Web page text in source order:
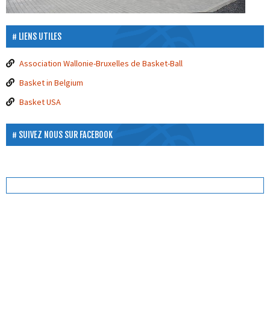
LIENS UTILES
Association Wallonie-Bruxelles de Basket-Ball
Basket in Belgium
Basket USA
SUIVEZ NOUS SUR FACEBOOK